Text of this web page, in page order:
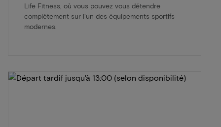
Life Fitness, où vous pouvez vous détendre
complètement sur l'un des équipements sportifs
modernes.